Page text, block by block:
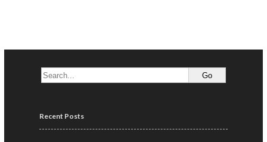
Recent Posts